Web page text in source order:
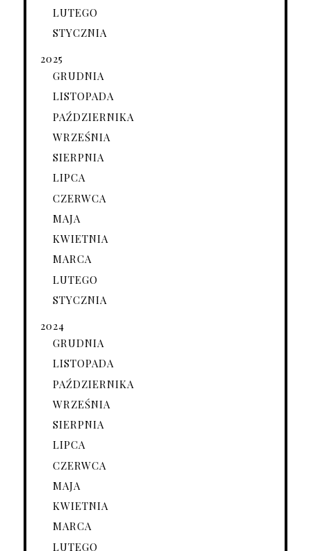
LUTEGO
STYCZNIA
2025
GRUDNIA
LISTOPADA
PAŹDZIERNIKA
WRZEŚNIA
SIERPNIA
LIPCA
CZERWCA
MAJA
KWIETNIA
MARCA
LUTEGO
STYCZNIA
2024
GRUDNIA
LISTOPADA
PAŹDZIERNIKA
WRZEŚNIA
SIERPNIA
LIPCA
CZERWCA
MAJA
KWIETNIA
MARCA
LUTEGO